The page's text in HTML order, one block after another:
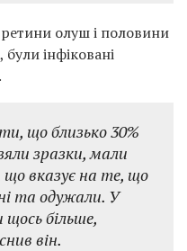
олуш і половини
інфіковані
що близько 30%
зразки, мали
вказує на те, що
та одужали. У
більше,
він.